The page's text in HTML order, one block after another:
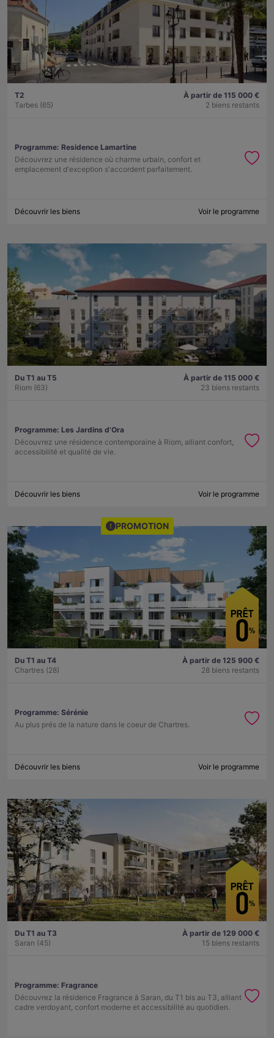
T2
Tarbes (65)
À partir de 115 000 €
2 biens restants
Programme: Residence Lamartine
Découvrez une résidence où charme urbain, confort et
emplacement d'exception s'accordent parfaitement.
Découvrir les biens Voir le programme
Du T1 au T5
Riom (63)
À partir de 115 000 €
23 biens restants
Programme: Les Jardins d'Ora
Découvrez une résidence contemporaine à Riom, alliant confort,
accessibilité et qualité de vie.
Découvrir les biens Voir le programme
PROMOTION
Du T1 au T4
Chartres (28)
À partir de 125 900 €
28 biens restants
Programme: Sérénie
Au plus prés de la nature dans le coeur de Chartres.
Découvrir les biens Voir le programme
Du T1 au T3
Saran (45)
À partir de 129 000 €
15 biens restants
Programme: Fragrance
Découvrez la résidence Fragrance à Saran, du T1 bis au T3, alliant
cadre verdoyant, confort moderne et accessibilité au quotidien.